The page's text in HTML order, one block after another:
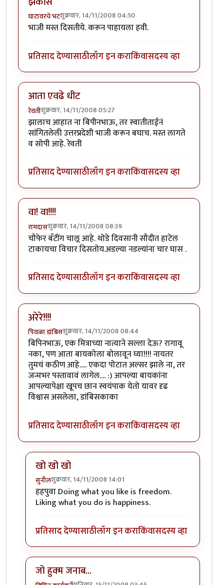
घाटावरचे भटशुक्रवार, 14/11/2008 04:50
भाजी मस्त दिसतीये. करून पाहायला हवी.
प्रतिसाद देण्यासाठीलॉग इन कराकिंवासदस्य व्हा
आता एवढे धीट
रेवतीशुक्रवार, 14/11/2008 05:27
झालाच आहात ना बिपीनभाऊ, तर स्वातीताईनं
सांगितलेली उत्तरप्रदेशी भाजी करून बघाच. मस्त लागते
व सोपी आहे. रेवती
प्रतिसाद देण्यासाठीलॉग इन कराकिंवासदस्य व्हा
वा! वा!!!!
रामदासशुक्रवार, 14/11/2008 08:39
चौफेर बॅटींग चालू आहे. थोडे दिवसानी सौदीत हाटेल
टाकायचा विचार दिसतोय.अडल्या नडल्यांना चार घास .
प्रतिसाद देण्यासाठीलॉग इन कराकिंवासदस्य व्हा
अरेरे!!!!
पिवळा डांबिसशुक्रवार, 14/11/2008 08:44
बिपिनभाऊ, एक मित्राच्या नात्याने सल्ला देऊ? रागावू
नका, पण आता बायकोला बोलावून घ्या!!!! नायतर
तुमचं कठीण आहे..... एकदा पोटात अल्सर झाले ना, तर
जन्मभर पस्तावावं लागेल.... :) आपल्या बायकांना
आपल्यापेक्षा खूपच छान स्वयंपाक येतो यावर दृढ
विश्वास असलेला, डांबिसकाका
प्रतिसाद देण्यासाठीलॉग इन कराकिंवासदस्य व्हा
खो खो खो
सुनीलशुक्रवार, 14/11/2008 14:01
In reply toअरेरे!!!!byपिवळा डांबिस
हहपुवा Doing what you like is freedom.
Liking what you do is happiness.
प्रतिसाद देण्यासाठीलॉग इन कराकिंवासदस्य व्हा
जो हुक्म जनाब...